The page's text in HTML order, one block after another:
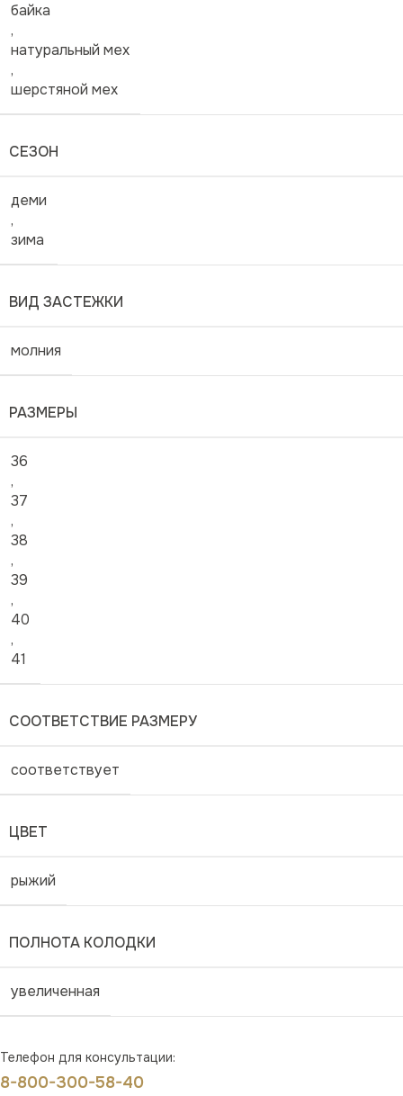
байка
,
натуральный мех
,
шерстяной мех
СЕЗОН
деми
,
зима
ВИД ЗАСТЕЖКИ
молния
РАЗМЕРЫ
36
,
37
,
38
,
39
,
40
,
41
СООТВЕТСТВИЕ РАЗМЕРУ
соответствует
ЦВЕТ
рыжий
ПОЛНОТА КОЛОДКИ
увеличенная
Телефон для консультации:
8-800-300-58-40